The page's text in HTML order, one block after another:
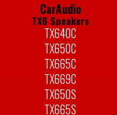
CarAudio
TX6 Speakers
TX640C
TX650C
TX665C
TX669C
TX650S
TX665S